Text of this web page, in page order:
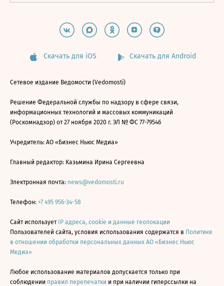
Скачать для iOS Скачать для Android
Сетевое издание Ведомости (Vedomosti)
Решение Федеральной службы по надзору в сфере связи,
информационных технологий и массовых коммуникаций
(Роскомнадзор) от 27 ноября 2020 г. ЭЛ № ФС 77-79546
Учредитель: АО «Бизнес Ньюс Медиа»
Главный редактор: Казьмина Ирина Сергеевна
Электронная почта: news@vedomosti.ru
Телефон: +7 495 956-34-58
Сайт использует IP адреса, cookie и данные геолокации
Пользователей сайта, условия использования содержатся в Политике
в отношении обработки персональных данных АО «Бизнес Ньюс
Медиа»
Любое использование материалов допускается только при
соблюдении правил перепечатки и при наличии гиперссылки на